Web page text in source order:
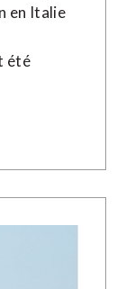
en Italie
été